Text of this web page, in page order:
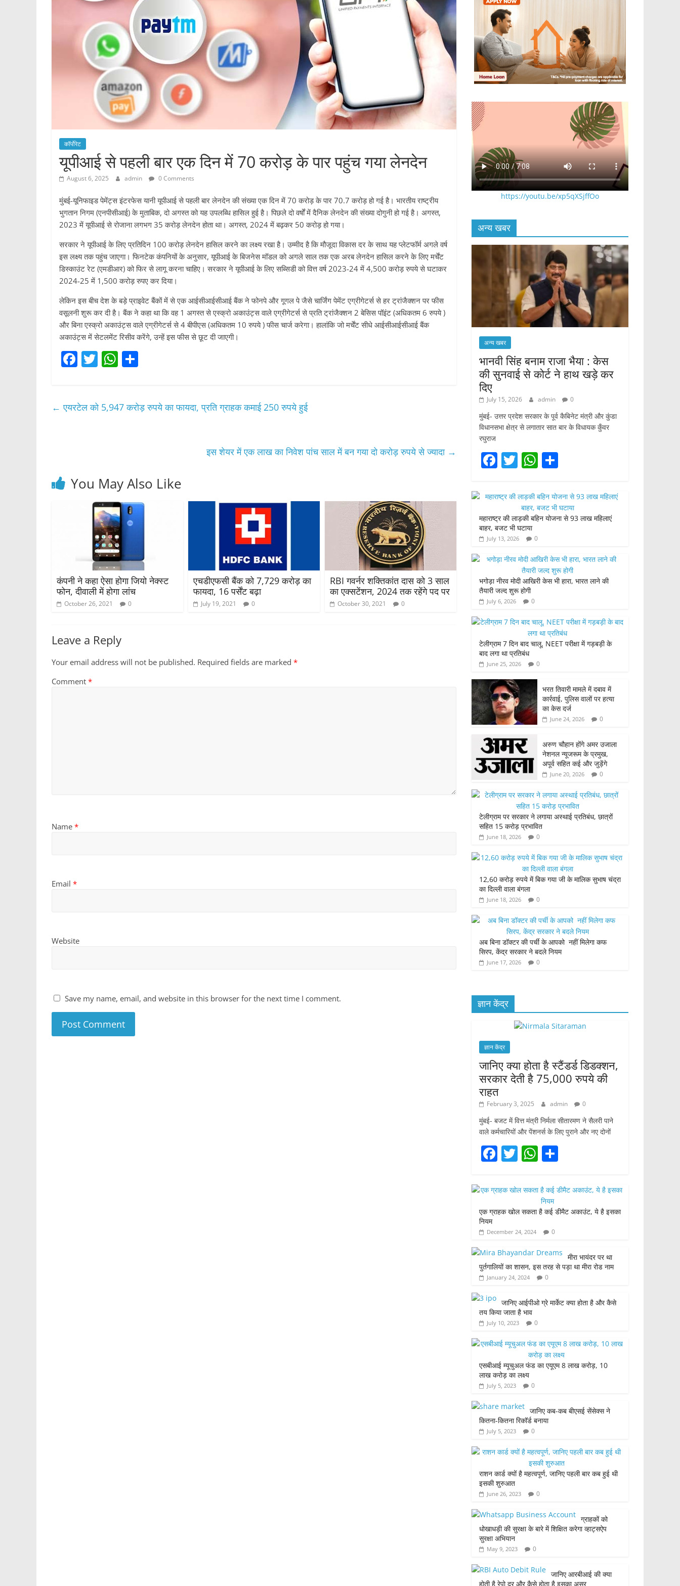
कॉर्पोरेट
यूपीआई से पहली बार एक दिन में 70 करोड़ के पार पहुंच गया लेनदेन
August 6, 2025 admin 0 Comments
मुंबई-यूनिफाइड पेमेंट्स इंटरफेस यानी यूपीआई से पहली बार लेनदेन की संख्या एक दिन में 70 करोड़ के पार 70.7 करोड़ हो गई है। भारतीय राष्ट्रीय
भुगतान निगम (एनपीसीआई) के मुताबिक, दो अगस्त को यह उपलब्धि हासिल हुई है। पिछले दो वर्षों में दैनिक लेनदेन की संख्या दोगुनी हो गई है। अगस्त,
2023 में यूपीआई से रोजाना लगभग 35 करोड़ लेनदेन होता था। अगस्त, 2024 में बढ़कर 50 करोड़ हो गया।
सरकार ने यूपीआई के लिए प्रतिदिन 100 करोड़ लेनदेन हासिल करने का लक्ष्य रखा है। उम्मीद है कि मौजूदा विकास दर के साथ यह प्लेटफॉर्म अगले वर्ष
इस लक्ष्य तक पहुंच जाएगा। फिनटेक कंपनियों के अनुसार, यूपीआई के बिजनेस मॉडल को अगले साल तक एक अरब लेनदेन हासिल करने के लिए मर्चेंट
डिस्काउंट रेट (एमडीआर) को फिर से लागू करना चाहिए। सरकार ने यूपीआई के लिए सब्सिडी को वित्त वर्ष 2023-24 में 4,500 करोड़ रुपये से घटाकर
2024-25 में 1,500 करोड़ रुपए कर दिया।
लेकिन इस बीच देश के बड़े प्राइवेट बैंकों में से एक आईसीआईसीआई बैंक ने फोनपे और गूगल पे जैसे चार्जिंग पेमेंट एग्रीगेटर्स से हर ट्रांजैक्शन पर फीस
वसूलनी शुरू कर दी है। बैंक ने कहा था कि वह 1 अगस्त से एस्क्रो अकाउंट्स वाले एग्रीगेटर्स से प्रति ट्रांजैक्शन 2 बेसिस पॉइंट (अधिकतम 6 रुपये )
और बिना एस्क्रो अकाउंट्स वाले एग्रीगेटर्स से 4 बीपीएस (अधिकतम 10 रुपये ) फीस चार्ज करेगा। हालांकि जो मर्चेंट सीधे आईसीआईसीआई बैंक
अकाउंट्स में सेटलमेंट रिसीव करेंगे, उन्हें इस फीस से छूट दी जाएगी।
F
e
T
er
W
s e
← एयरटेल को 5,947 करोड़ रुपये का फायदा, प्रति ग्राहक कमाई 250 रुपये हुई
इस शेयर में एक लाख का निवेश पांच साल में बन गया दो करोड़ रुपये से ज्यादा →
You May Also Like
कंपनी ने कहा ऐसा होगा जियो नेक्स्ट
फोन, दीवाली में होगा लांच
October 26, 2021 0
एचडीएफसी बैंक को 7,729 करोड़ का
फायदा, 16 पर्सेंट बढ़ा
July 19, 2021 0
RBI गवर्नर शक्तिकांत दास को 3 साल
का एक्सटेंशन, 2024 तक रहेंगे पद पर
October 30, 2021 0
Leave a Reply
Your email address will not be published. Required fields are marked *
Comment *
Name *
Email *
Website
Save my name, email, and website in this browser for the next time I comment.
https://youtu.be/xp5qXSjffOo
अन्य खबर
अन्य खबर
भानवी सिंह बनाम राजा भैया : केस
की सुनवाई से कोर्ट ने हाथ खड़े कर
दिए
July 15, 2026 admin 0
मुंबई- उत्तर प्रदेश सरकार के पूर्व कैबिनेट मंत्री और कुंडा
विधानसभा क्षेत्र से लगातार सात बार के विधायक कुँवर
रघुराज
F
c
b
o
o
k
T
itt
er
W
at
s
A
p
ar
e
महाराष्ट्र की लाड़की बहिन योजना से 93 लाख महिलाएं
बाहर, बजट भी घटाया
July 13, 2026 0
भगोड़ा नीरव मोदी आखिरी केस भी हारा, भारत लाने की
तैयारी जल्द शुरू होगी
July 6, 2026 0
टेलीग्राम 7 दिन बाद चालू, NEET परीक्षा में गड़बड़ी के
बाद लगा था प्रतिबंध
June 25, 2026 0
भरत तिवारी मामले में दबाव में
कार्रवाई, पुलिस वालों पर हत्या
का केस दर्ज
June 24, 2026 0
अरुण चौहान होंगे अमर उजाला
नेशनल न्यूजरूम के प्रमुख,
अपूर्व सहित कई और जुड़ेंगे
June 20, 2026 0
टेलीग्राम पर सरकार ने लगाया अस्थाई प्रतिबंध, छात्रों
सहित 15 करोड़ प्रभावित
June 18, 2026 0
12,60 करोड़ रुपये में बिक गया जी के मालिक सुभाष चंद्रा
का दिल्ली वाला बंगला
June 18, 2026 0
अब बिना डॉक्टर की पर्ची के आपको नहीं मिलेगा कफ
सिरप, केंद्र सरकार ने बदले नियम
June 17, 2026 0
ज्ञान केंद्र
ज्ञान केंद्र
जानिए क्या होता है स्टैंडर्ड डिडक्शन,
सरकार देती है 75,000 रुपये की
राहत
February 3, 2025 admin 0
मुंबई- बजट में वित्त मंत्री निर्मला सीतारमण ने सैलरी पाने
वाले कर्मचारियों और पेंशनर्स के लिए पुराने और नए दोनों
F
c
b
o
o
k
T
itt
W
at
s
A
p
p
ar
e
एक ग्राहक खोल सकता है कई डीमैट अकाउंट, ये है इसका
नियम
December 24, 2024 0
मीरा भायंदर पर था
पुर्तगालियों का शासन, इस तरह से पड़ा था मीरा रोड नाम
January 24, 2024 0
जानिए आईपीओ ग्रे मार्केट क्या होता है और कैसे
तय किया जाता है भाव
July 10, 2023 0
एसबीआई म्यूचुअल फंड का एयूएम 8 लाख करोड़, 10
लाख करोड़ का लक्ष्य
July 5, 2023 0
जानिए कब-कब बीएसई सेंसेक्स ने
कितना-कितना रिकॉर्ड बनाया
July 5, 2023 0
राशन कार्ड क्यों है महत्वपूर्ण, जानिए पहली बार कब हुई थी
इसकी शुरुआत
June 26, 2023 0
ग्राहकों को
धोखाधड़ी की सुरक्षा के बारे में शिक्षित करेगा व्हाट्सऐप
सुरक्षा अभियान
May 9, 2023 0
जानिए आरबीआई की क्या
होती है रेपो दर और कैसे होता है इसका असर